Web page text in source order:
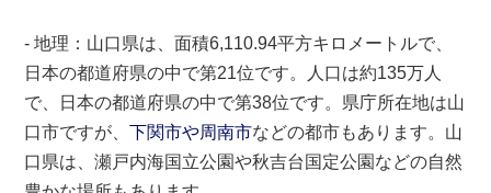
- 地理：山口県は、面積6,110.94平方キロメートルで、
日本の都道府県の中で第21位です。人口は約135万人
で、日本の都道府県の中で第38位です。県庁所在地は山
口市ですが、下関市や周南市などの都市もあります。山
口県は、瀬戸内海国立公園や秋吉台国定公園などの自然